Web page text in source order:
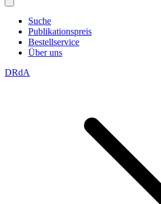
Suche
Publikationspreis
Bestellservice
Über uns
DRdA